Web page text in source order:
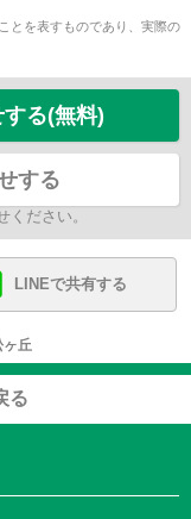
とを表すものであり、実際の
る(無料)
する
ださい。
LINEで共有する
ヶ丘
る